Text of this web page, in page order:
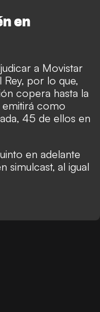
en
a Movistar
por lo que,
copera hasta la
como
45 de ellos en
en adelante
simulcast, al igual